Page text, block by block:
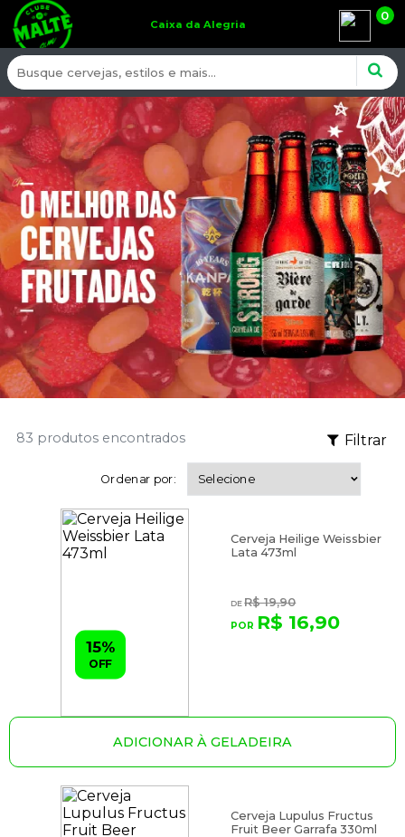
Caixa da Alegria
0
Filtrar
83 produtos encontrados
Ordenar por:
Cerveja Heilige Weissbier
Lata 473ml
R$ 19,90
R$ 16,90
15%
OFF
ADICIONAR À GELADEIRA
Cerveja Lupulus Fructus
Fruit Beer Garrafa 330ml